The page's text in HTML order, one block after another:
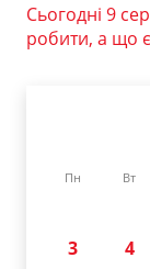
Сьогодні 9
робити, а що
Пн Вт
3
4